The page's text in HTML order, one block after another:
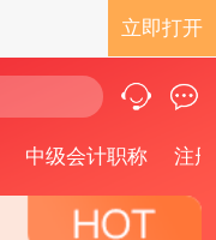
立即打开
中级会计职称 注